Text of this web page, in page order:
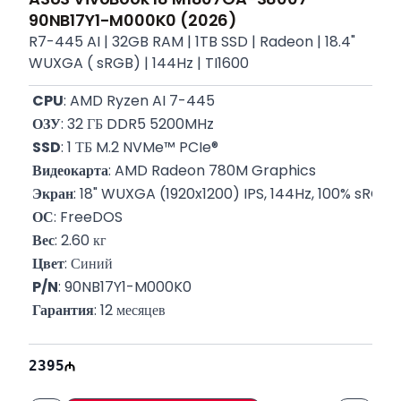
90NB17Y1-M000K0 (2026)
R7-445 AI | 32GB RAM | 1TB SSD | Radeon | 18.4"
WUXGA ( sRGB) | 144Hz | TI1600
CPU: AMD Ryzen AI 7-445
ОЗУ: 32 ГБ DDR5 5200MHz
SSD: 1 ТБ M.2 NVMe™ PCIe®
Видеокарта: AMD Radeon 780M Graphics
Экран: 18" WUXGA (1920x1200) IPS, 144Hz, 100% sRGB
ОС: FreeDOS
Вес: 2.60 кг
Цвет: Синий
P/N: 90NB17Y1-M000K0
Гарантия: 12 месяцев
2395